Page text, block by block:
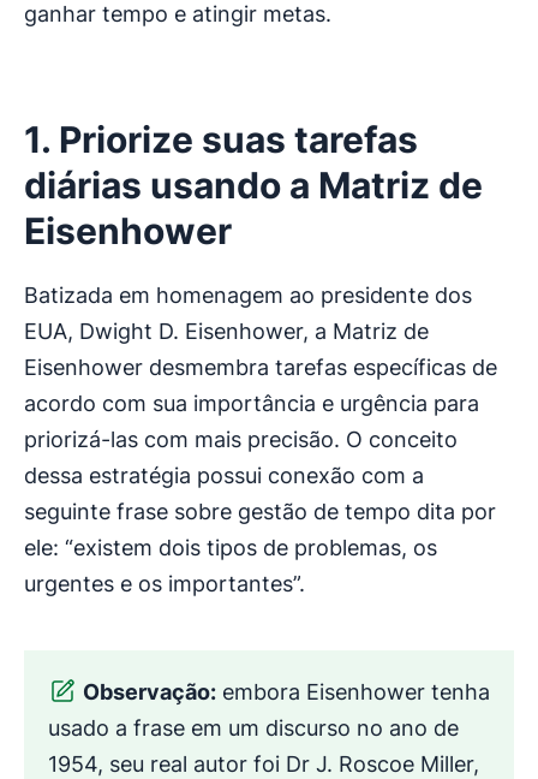
ganhar tempo e atingir metas.
1. Priorize suas tarefas
diárias usando a Matriz de
Eisenhower
Batizada em homenagem ao presidente dos
EUA, Dwight D. Eisenhower, a Matriz de
Eisenhower desmembra tarefas específicas de
acordo com sua importância e urgência para
priorizá-las com mais precisão. O conceito
dessa estratégia possui conexão com a
seguinte frase sobre gestão de tempo dita por
ele: “existem dois tipos de problemas, os
urgentes e os importantes”.
Observação: embora Eisenhower tenha
usado a frase em um discurso no ano de
1954, seu real autor foi Dr J. Roscoe Miller,